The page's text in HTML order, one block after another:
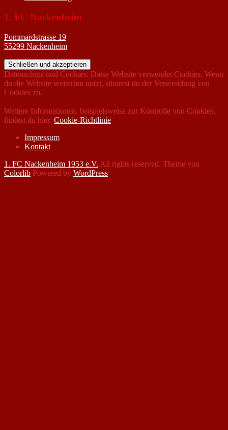
1. FC Nackenheim
Pommardstrasse 19
55299 Nackenheim
Datenschutz und Cookies: Diese Website verwendet Cookies. Wenn
du die Website weiterhin nutzt, stimmst du der Verwendung von
Cookies zu.
Weitere Informationen, beispielsweise zur Kontrolle von Cookies,
findest du hier: Cookie-Richtlinie
Impressum
Kontakt
1. FC Nackenheim 1953 e.V. All rights reserved. Theme von
Colorlib Powered by WordPress